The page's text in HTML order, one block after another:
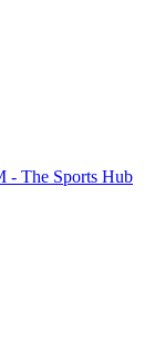
- The Sports Hub